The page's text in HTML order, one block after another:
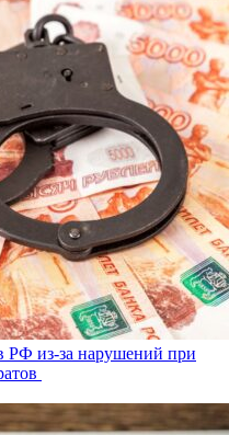
РФ из-за нарушений при